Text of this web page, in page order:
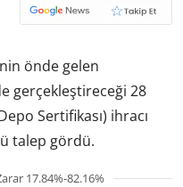
önde gelen
gerçekleştireceği 28
Sertifikası) ihracı
talep gördü.
17.84%-82.16%